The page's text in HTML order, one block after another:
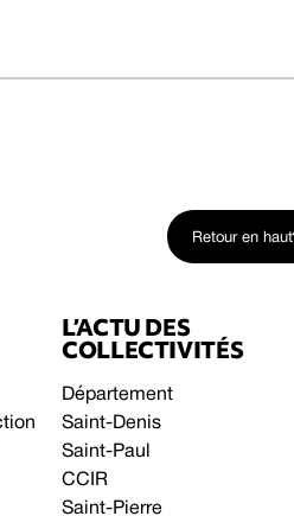
Retour en haut
L’ACTU DES
COLLECTIVITÉS
Département
Saint-Denis
Saint-Paul
CCIR
Saint-Pierre